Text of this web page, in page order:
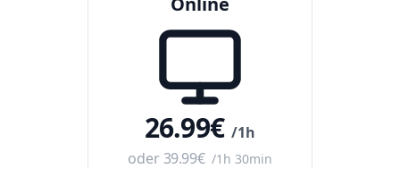
26.99€ /1h
oder39.99€ /1h 30min